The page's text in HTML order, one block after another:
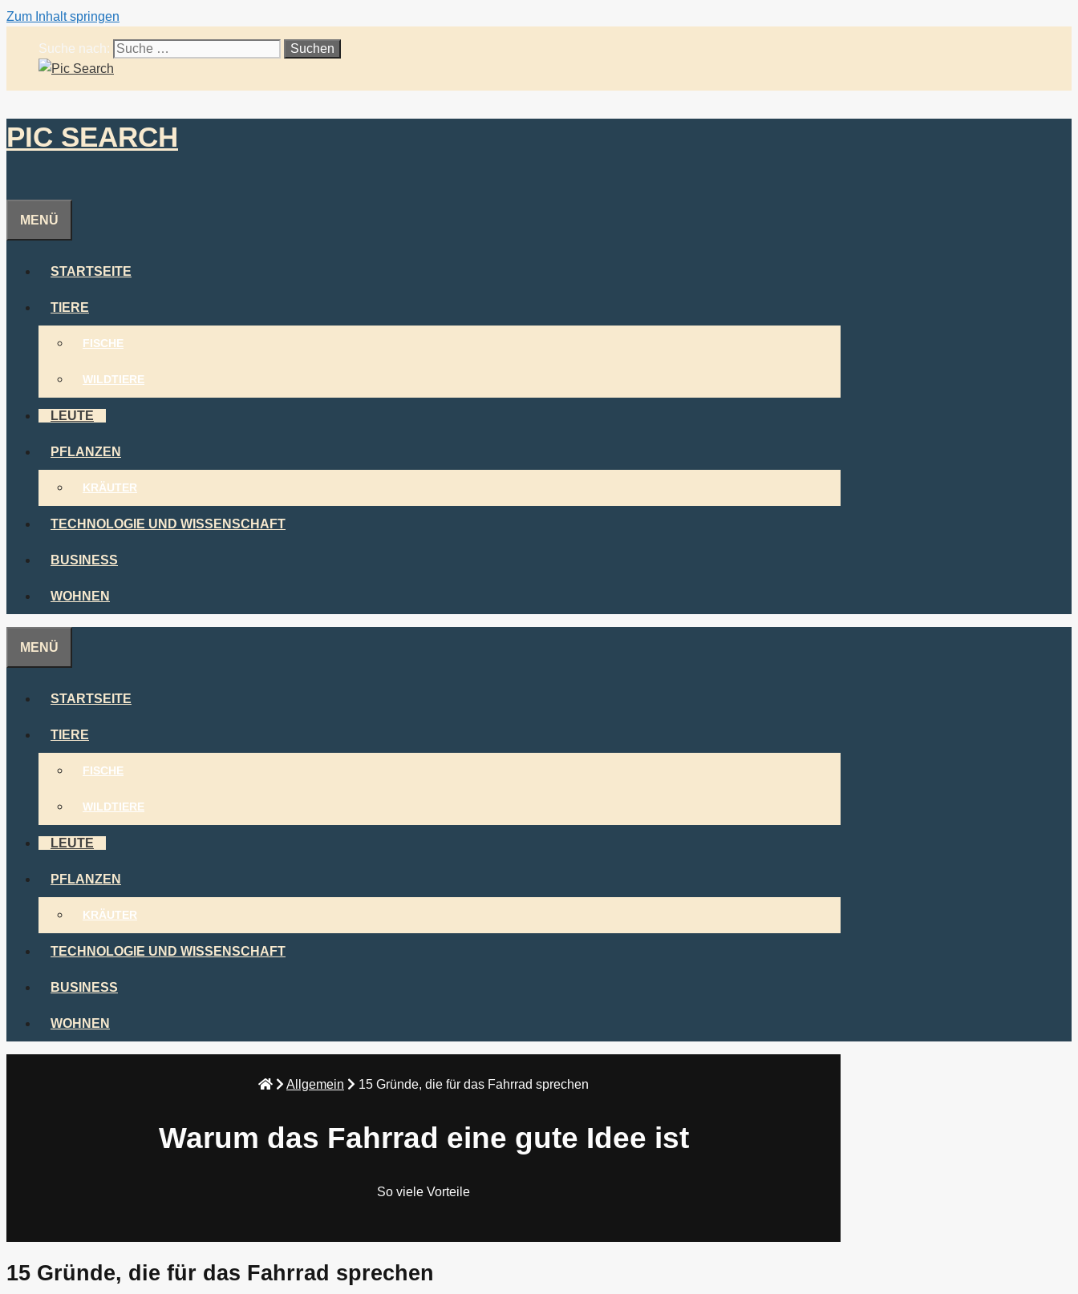
Zum Inhalt springen
Suche nach:
PIC SEARCH
MENÜ
STARTSEITE
TIERE
FISCHE
WILDTIERE
LEUTE
PFLANZEN
KRÄUTER
TECHNOLOGIE UND WISSENSCHAFT
BUSINESS
WOHNEN
MENÜ
STARTSEITE
TIERE
FISCHE
WILDTIERE
LEUTE
PFLANZEN
KRÄUTER
TECHNOLOGIE UND WISSENSCHAFT
BUSINESS
WOHNEN
Allgemein 15 Gründe, die für das Fahrrad sprechen
Warum das Fahrrad eine gute Idee ist
So viele Vorteile
15 Gründe, die für das Fahrrad sprechen